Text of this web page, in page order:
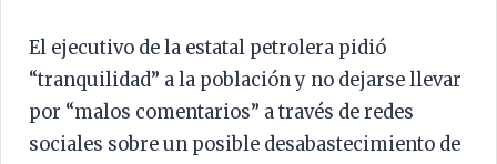
El ejecutivo de la estatal petrolera pidió
“tranquilidad” a la población y no dejarse llevar
por “malos comentarios” a través de redes
sociales sobre un posible desabastecimiento de